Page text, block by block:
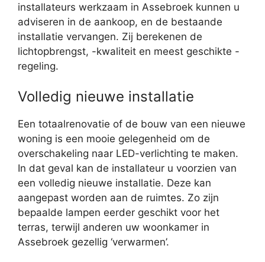
installateurs werkzaam in Assebroek kunnen u
adviseren in de aankoop, en de bestaande
installatie vervangen. Zij berekenen de
lichtopbrengst, -kwaliteit en meest geschikte -
regeling.
Volledig nieuwe installatie
Een totaalrenovatie of de bouw van een nieuwe
woning is een mooie gelegenheid om de
overschakeling naar LED-verlichting te maken.
In dat geval kan de installateur u voorzien van
een volledig nieuwe installatie. Deze kan
aangepast worden aan de ruimtes. Zo zijn
bepaalde lampen eerder geschikt voor het
terras, terwijl anderen uw woonkamer in
Assebroek gezellig ‘verwarmen’.